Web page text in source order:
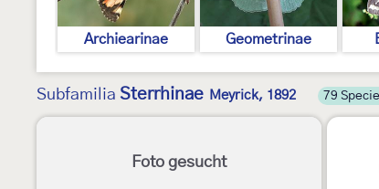
Archiearinae Geometrinae
Subfamilia Sterrhinae Meyrick, 1892 79
Foto gesucht